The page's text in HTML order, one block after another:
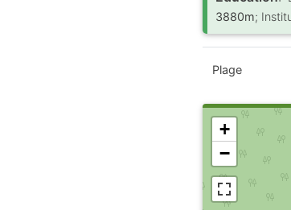
3880m;
Plage
+
−